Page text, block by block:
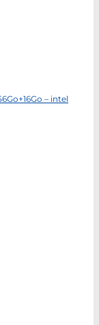
– intel